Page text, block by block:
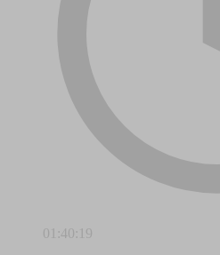
01:40:19